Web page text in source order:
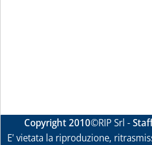
Copyright 2010©RIP Srl -
E' vietata la riproduzione,